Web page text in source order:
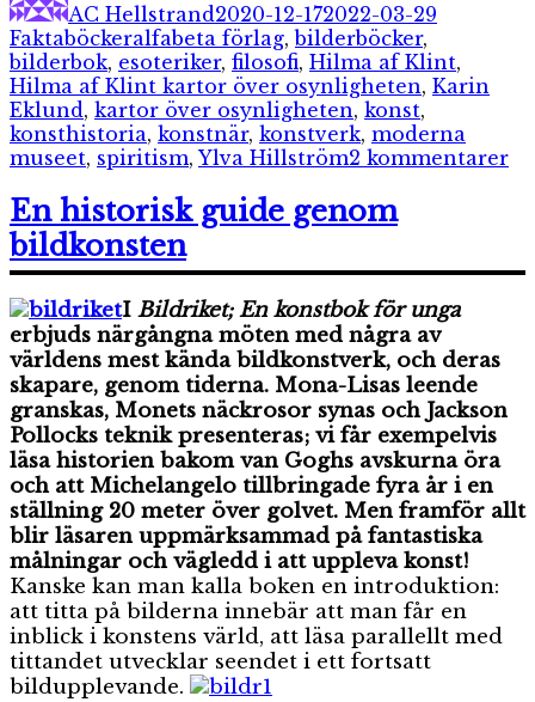
AC Hellstrand2020-12-172022-03-29
FaktaböckerEtiketter
alfabeta förlag,bilderböcker,
bilderbok, esoteriker, filosofi, Hilma af Klint,
Hilma af Klint kartor över osynligheten, Karin
Eklund, kartor över osynligheten, konst,
konsthistoria, konstnär, konstverk, moderna
museet, spiritism, Ylva Hillström2 kommentarer
En historisk guide genom
bildkonsten
I Bildriket; En konstbok för unga
erbjuds närgångna möten med några av
världens mest kända bildkonstverk, och deras
skapare, genom tiderna. Mona-Lisas leende
granskas, Monets näckrosor synas och Jackson
Pollocks teknik presenteras; vi får exempelvis
läsa historien bakom van Goghs avskurna öra
och att Michelangelo tillbringade fyra år i en
ställning 20 meter över golvet. Men framför allt
blir läsaren uppmärksammad på fantastiska
målningar och vägledd i att uppleva konst!
Kanske kan man kalla boken en introduktion:
att titta på bilderna innebär att man får en
inblick i konstens värld, att läsa parallellt med
tittandet utvecklar seendet i ett fortsatt
bildupplevande.